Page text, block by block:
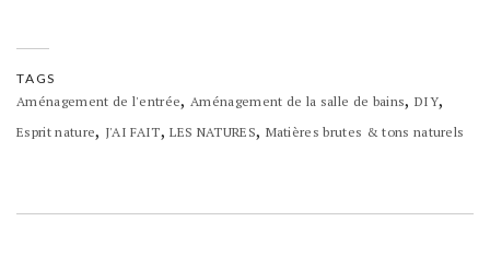
TAGS
Aménagement de l'entrée,Aménagement de la salle de bains, DIY,
Esprit nature, J'AI FAIT,LES NATURES, Matières brutes & tons naturels